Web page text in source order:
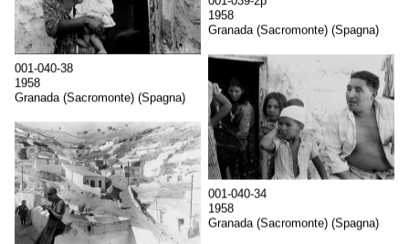
1958
Granada (Sacromonte) (Spagna)
001-040-38
1958
Granada (Sacromonte) (Spagna)
001-040-34
1958
Granada (Sacromonte) (Spagna)